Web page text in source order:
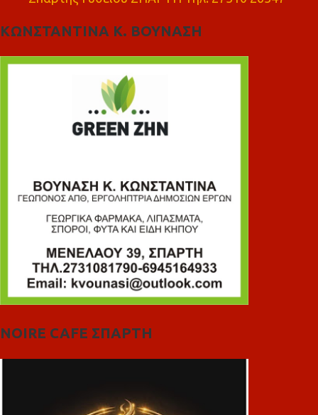
ΚΩΝΣΤΑΝΤΙΝΑ Κ. ΒΟΥΝΑΣΗ
NOIRE CAFE ΣΠΑΡΤΗ